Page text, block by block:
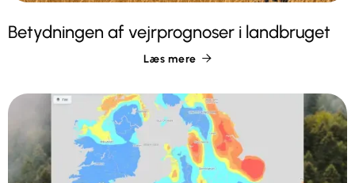
Betydningen af vejrprognoser i landbruget
Læs mere 